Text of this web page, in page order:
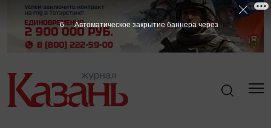
5 Автоматическое закрытие баннера через